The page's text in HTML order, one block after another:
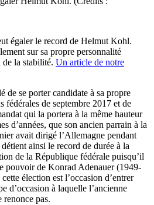
égaler le record de Helmut Kohl.
sur sa propre personnalité
la stabilité. Un article de notre
de se porter candidate à sa propre
fédérales de septembre 2017 et de
qui la portera à la même hauteur
d’années, que son ancien parrain à la
avait dirigé l’Allemagne pendant
ainsi le record de durée à la
de la République fédérale puisqu’il
pouvoir de Konrad Adenauer (1949-
élection est l’occasion d’entrer
d’occasion à laquelle l’ancienne
pas.